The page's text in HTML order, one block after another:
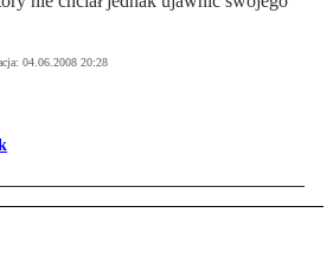
04.06.2008 20:28